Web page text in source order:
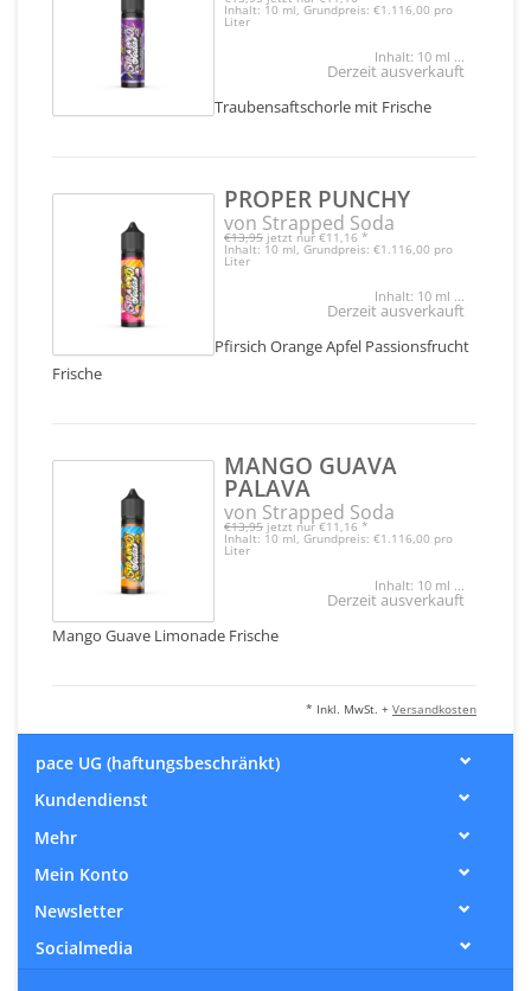
Inhalt: 10 ml, Grundpreis: €1.116,00 pro
Liter
Inhalt: 10 ml ...
Derzeit ausverkauft
Traubensaftschorle mit Frische
PROPER PUNCHY
von Strapped Soda
€13,95 jetzt nur €11,16 *
Inhalt: 10 ml, Grundpreis: €1.116,00 pro
Liter
Inhalt: 10 ml ...
Derzeit ausverkauft
Pfirsich Orange Apfel Passionsfrucht
Frische
MANGO GUAVA
PALAVA
von Strapped Soda
€13,95 jetzt nur €11,16 *
Inhalt: 10 ml, Grundpreis: €1.116,00 pro
Liter
Inhalt: 10 ml ...
Derzeit ausverkauft
Mango Guave Limonade Frische
* Inkl. MwSt. + Versandkosten
pace UG (haftungsbeschränkt)
Kundendienst
Mehr
Mein Konto
Newsletter
Socialmedia